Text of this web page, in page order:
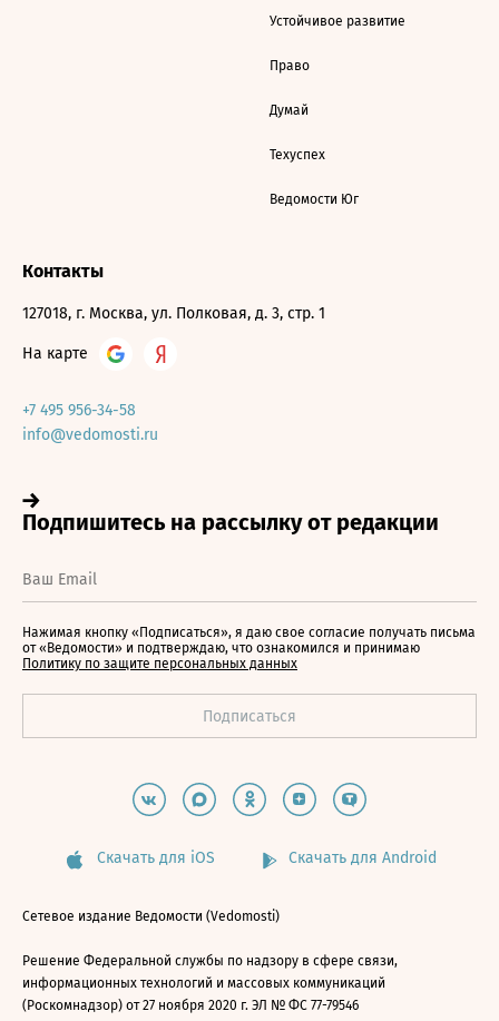
Устойчивое развитие
Право
Думай
Техуспех
Ведомости Юг
Контакты
127018, г. Москва, ул. Полковая, д. 3, стр. 1
На карте
+7 495 956-34-58
info@vedomosti.ru
Нажимая кнопку «Подписаться», я даю свое согласие получать письма
от «Ведомости» и подтверждаю, что ознакомился и принимаю
Политику по защите персональных данных
Скачать для iOS Скачать для Android
Сетевое издание Ведомости (Vedomosti)
Решение Федеральной службы по надзору в сфере связи,
информационных технологий и массовых коммуникаций
(Роскомнадзор) от 27 ноября 2020 г. ЭЛ № ФС 77-79546